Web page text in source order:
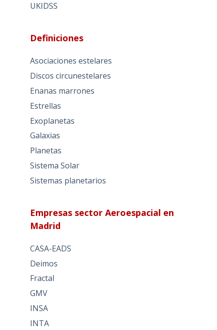
UKIDSS
Definiciones
Asociaciones estelares
Discos circunestelares
Enanas marrones
Estrellas
Exoplanetas
Galaxias
Planetas
Sistema Solar
Sistemas planetarios
Empresas sector Aeroespacial en
Madrid
CASA-EADS
Deimos
Fractal
GMV
INSA
INTA